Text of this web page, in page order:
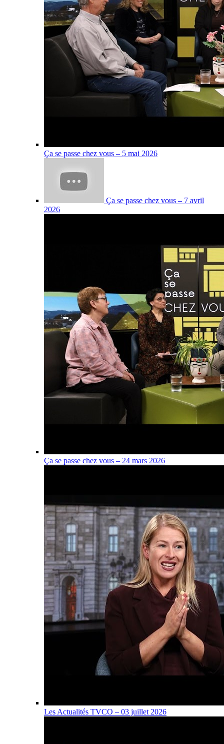
Ça se passe chez vous – 5 mai 2026
Ça se passe chez vous – 7 avril
2026
Ça se passe chez vous – 24 mars 2026
Les Actualités TVCO – 03 juillet 2026